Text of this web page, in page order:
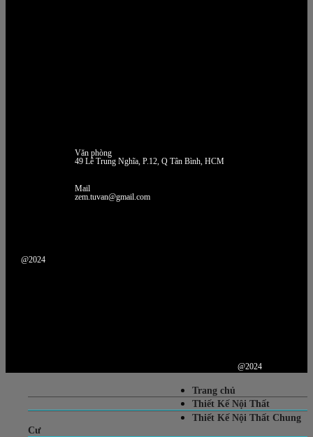
Văn phòng
49 Lê Trung Nghĩa, P.12, Q Tân Bình, HCM
Mail
zem.tuvan@gmail.com
@2024
@2024
Trang chủ
Thiết Kế Nội Thất
Thiết Kế Nội Thất Chung
Cư